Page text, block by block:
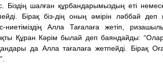
Біздің шалған құрбандарымыздың еті
Бірақ біз-дің оның әмірін ләббай деп
Алла Тағалаға жетіп,
Құран Кәрім былай деп баяндайды:
да Алла тағалаға жетпейді. Бірақ